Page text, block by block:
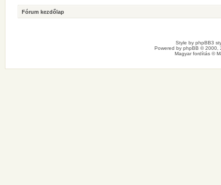
Fórum kezdőlap
Style by phpBB3
Powered by phpBB © 2000,
Magyar fordítás ©